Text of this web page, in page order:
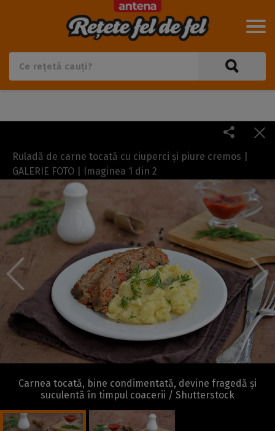
Ruladă de carne tocată cu ciuperci și piure cremos |
GALERIE FOTO | Imaginea 1 din 2
Carnea tocată, bine condimentată, devine fragedă și
suculentă în timpul coacerii / Shutterstock